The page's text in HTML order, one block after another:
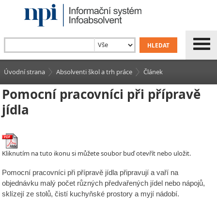
Úvodní strana Absolventi škol a trh práce Článek
Pomocní pracovníci při přípravě
jídla
Kliknutím na tuto ikonu si můžete soubor buď otevřít nebo uložit.
Pomocní pracovníci při přípravě jídla připravují a vaří na
objednávku malý počet různých předvařených jídel nebo nápojů,
sklízejí ze stolů, čistí kuchyňské prostory a myjí nádobí.